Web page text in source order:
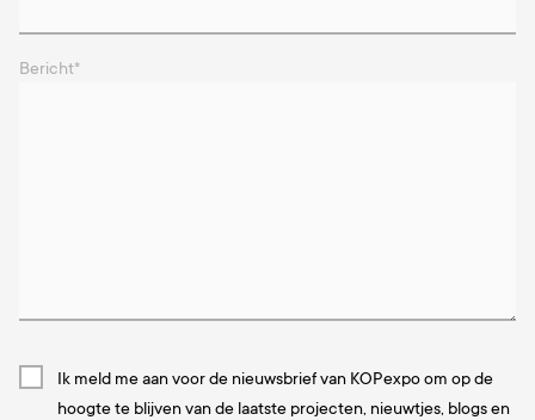
Bericht*
Ik meld me aan voor de nieuwsbrief van KOPexpo om op de
hoogte te blijven van de laatste projecten, nieuwtjes, blogs en